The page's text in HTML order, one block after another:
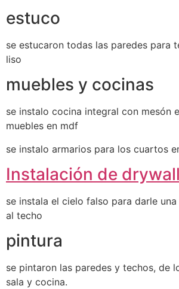
estuco
se estucaron todas las paredes para
liso
muebles y cocinas
se instalo cocina integral con mesón
muebles en mdf
se instalo armarios para los cuartos
Instalación de drywall
se instala el cielo falso para darle
al techo
pintura
se pintaron las paredes y techos, de
sala y cocina.